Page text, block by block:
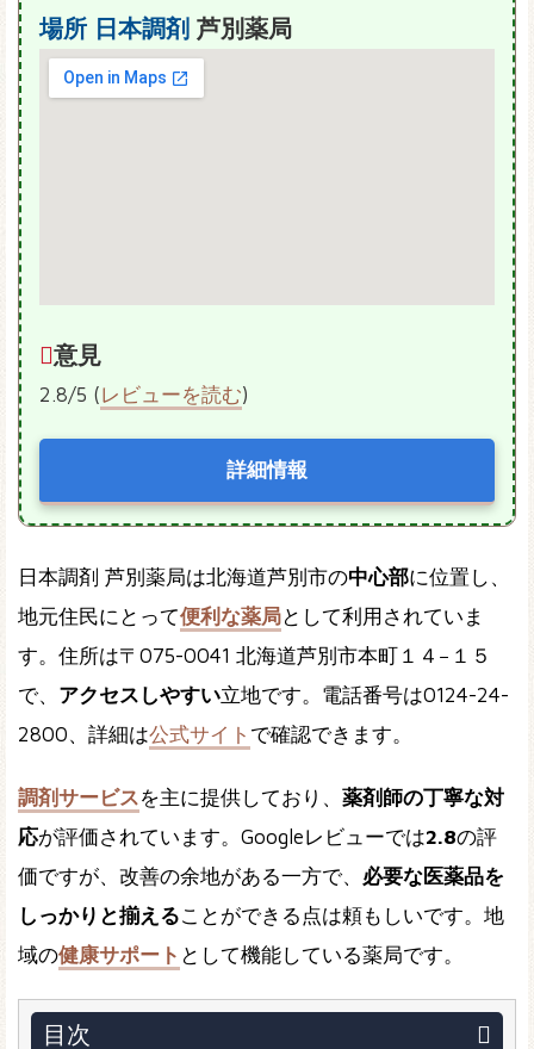
場所 日本調剤 芦別薬局
意見
2.8/5 (レビューを読む)
詳細情報
日本調剤 芦別薬局は北海道芦別市の中心部に位置し、
地元住民にとって便利な薬局として利用されていま
す。住所は〒075-0041 北海道芦別市本町１４−１５
で、 アクセスしやすい立地です。電話番号は0124-24-
2800、詳細は公式サイト で確認できます。
調剤サービスを主に提供しており、 薬剤師の丁寧な対
応が評価されています。Googleレビューでは2.8の評
価ですが、改善の余地がある一方で、 必要な医薬品を
しっかりと揃えることができる点は頼もしいです。地
域の健康サポート として機能している薬局です。
目次